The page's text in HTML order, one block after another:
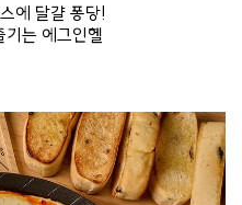
에 달걀 퐁당!
기는 에그인헬